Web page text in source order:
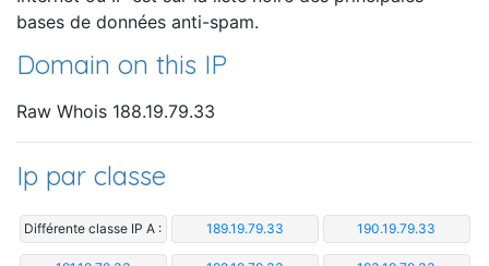
bases de données anti-spam.
Domain on this IP
Raw Whois 188.19.79.33
Ip par classe
Différente classe IP A : 189.19.79.33 190.19.79.33